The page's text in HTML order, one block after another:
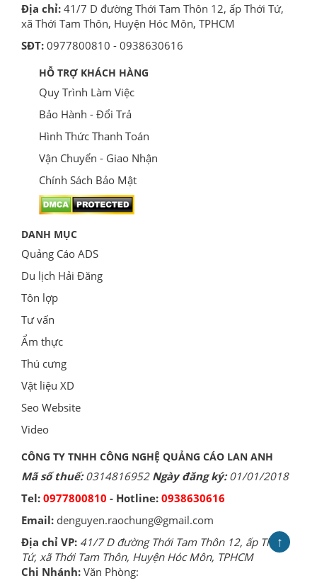
Địa chỉ: 41/7 D đường Thới Tam Thôn 12, ấp Thới Tứ,
xã Thới Tam Thôn, Huyện Hóc Môn, TPHCM
SĐT: 0977800810 - 0938630616
HỖ TRỢ KHÁCH HÀNG
Quy Trình Làm Việc
Bảo Hành - Đổi Trả
Hình Thức Thanh Toán
Vận Chuyển - Giao Nhận
Chính Sách Bảo Mật
DANH MỤC
Quảng Cáo ADS
Du lịch Hải Đăng
Tôn lợp
Tư vấn
Ẩm thực
Thú cưng
Vật liệu XD
Seo Website
Video
CÔNG TY TNHH CÔNG NGHỆ QUẢNG CÁO LAN ANH
Mã số thuế:0314816952Ngày đăng ký:01/01/2018
Tel: 0977800810 - Hotline: 0938630616
Email: denguyen.raochung@gmail.com
Địa chỉ VP: 41/7 D đường Thới Tam Thôn 12, ấp Thới
Tứ, xã Thới Tam Thôn, Huyện Hóc Môn, TPHCM
Chi Nhánh: Văn Phòng:
↑